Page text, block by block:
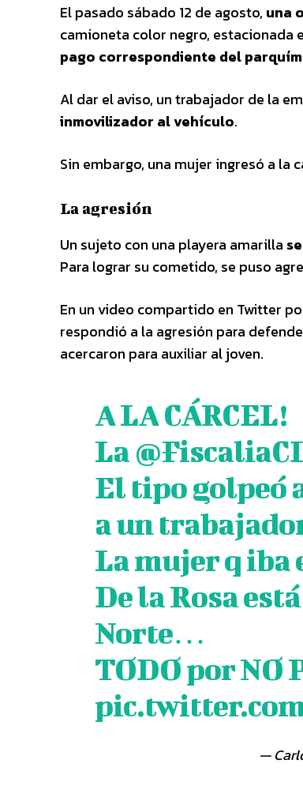
El pasado sábado 12 de agosto, una
camioneta color negro, estacionada
pago correspondiente del
Al dar el aviso, un trabajador de la
inmovilizador al vehículo.
Sin embargo, una mujer ingresó a la
La agresión
Un sujeto con una playera amarilla
Para lograr su cometido, se puso
En un video compartido en Twitter
respondió a la agresión para
acercaron para auxiliar al joven.
A LA CÁRCEL!
La
El tipo golpeó
a un
La mujer q iba
De la Rosa
Norte…
TODO por NO
—